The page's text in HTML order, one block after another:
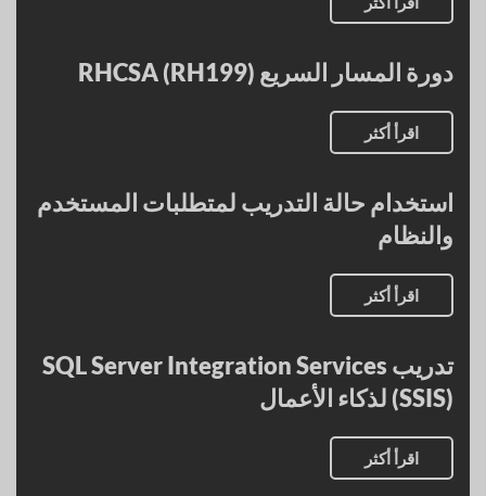
دورة المسار السريع RHCSA (RH199)
اقرأ أكثر
استخدام حالة التدريب لمتطلبات المستخدم
والنظام
اقرأ أكثر
تدريب SQL Server Integration Services
(SSIS) لذكاء الأعمال
اقرأ أكثر